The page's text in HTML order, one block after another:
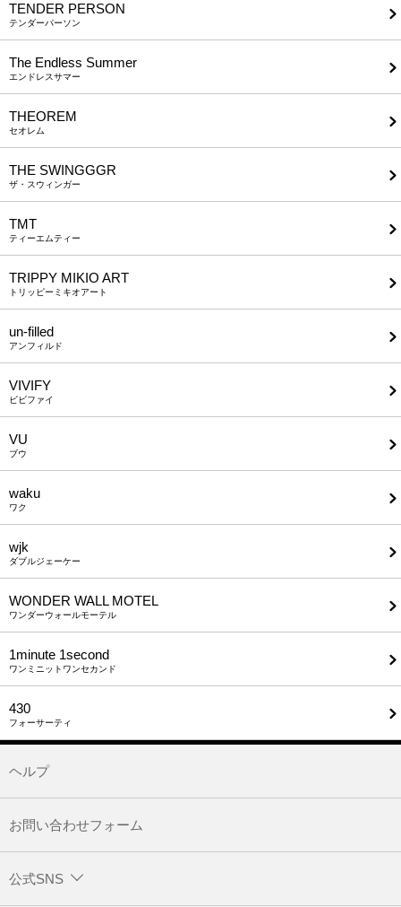
TENDER PERSON
テンダーパーソン
The Endless Summer
エンドレスサマー
THEOREM
セオレム
THE SWINGGGR
ザ・スウィンガー
TMT
ティーエムティー
TRIPPY MIKIO ART
トリッピーミキオアート
un-filled
アンフィルド
VIVIFY
ビビファイ
VU
ブウ
waku
ワク
wjk
ダブルジェーケー
WONDER WALL MOTEL
ワンダーウォールモーテル
1minute​ 1second
ワンミニットワンセカンド
430
フォーサーティ
ヘルプ
お問い合わせフォーム
公式SNS